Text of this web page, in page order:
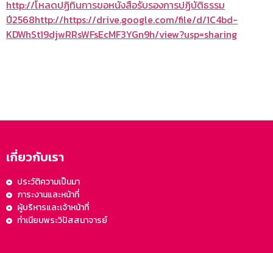
http://โหลดปฏิทินการขอหนังสือรับรองการปฏิบัติธรรม
ปี2568http://https://drive.google.com/file/d/1C4bd-
KDWhSt19djwRRsWFsEcMF3YGn9h/view?usp=sharing
เกี่ยวกับเรา
ประวัติความเป็นมา
ภาระงานและหน้าที่
ผู้บริหารและเจ้าหน้าที่
ทำเนียบพระวิปัสสนาจารย์